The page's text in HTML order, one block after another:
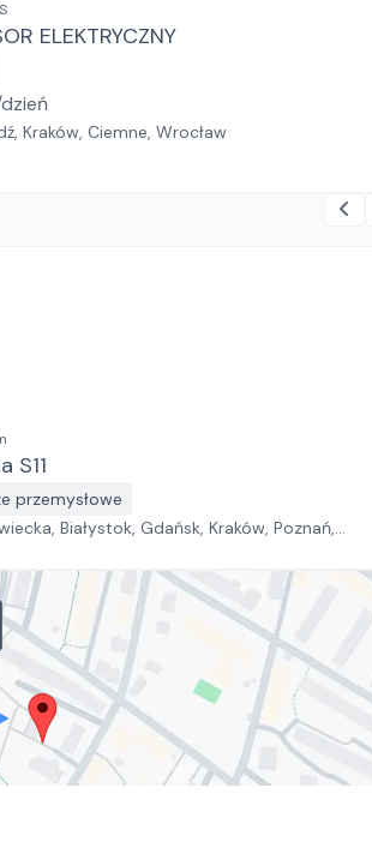
KOMPRESOR ELEKTRYCZNY
dzień
Kraków, Ciemne, Wrocław
S11
przemysłowe
Białystok, Gdańsk, Kraków, Poznań,
Pabianice, Suchy Las, Zielona Góra